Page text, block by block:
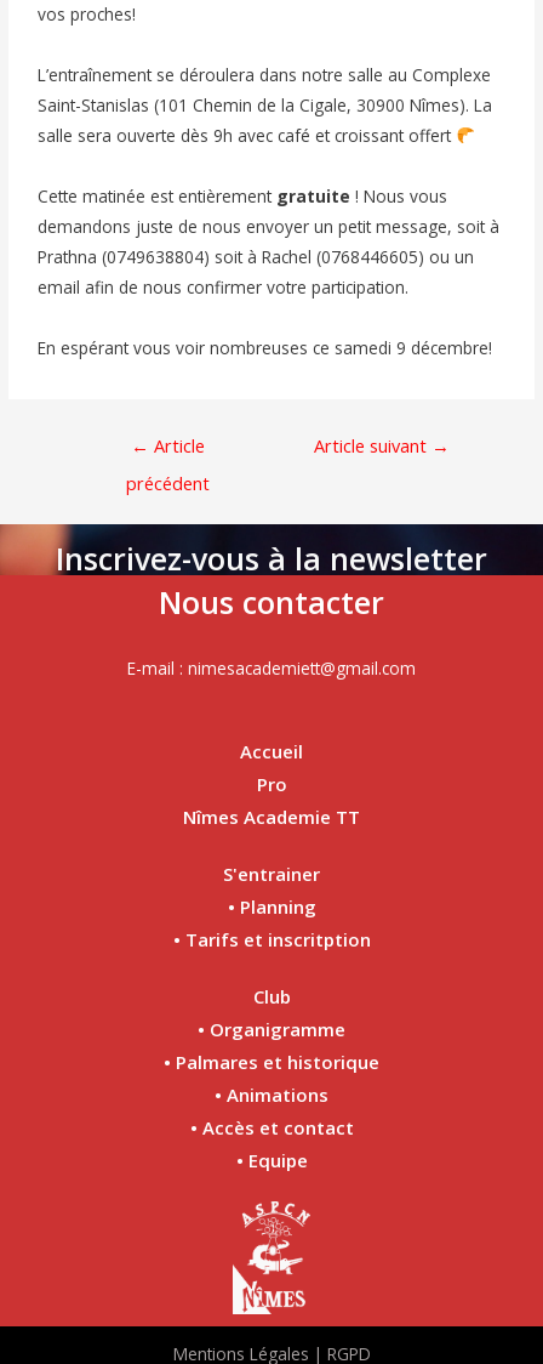
vos proches!
L’entraînement se déroulera dans notre salle au Complexe
Saint-Stanislas (101 Chemin de la Cigale, 30900 Nîmes). La
salle sera ouverte dès 9h avec café et croissant offert
Cette matinée est entièrement gratuite ! Nous vous
demandons juste de nous envoyer un petit message, soit à
Prathna (0749638804) soit à Rachel (0768446605) ou un
email afin de nous confirmer votre participation.
En espérant vous voir nombreuses ce samedi 9 décembre!
← Article
précédent
Article suivant →
Inscrivez-vous à la newsletter
Nous contacter
E-mail : nimesacademiett@gmail.com
Accueil
Pro
Nîmes Academie TT
S'entrainer
• Planning
• Tarifs et inscritption
Club
• Organigramme
• Palmares et historique
• Animations
• Accès et contact
• Equipe
Mentions Légales | RGPD